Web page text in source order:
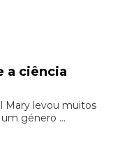
a ciência
Mary levou muitos
género ...